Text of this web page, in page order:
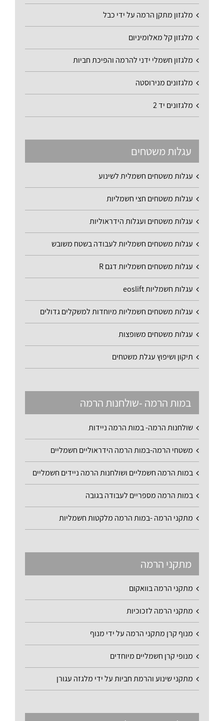
מלגזון מתקן הרמה על ידי כבל
מלגזון קל מאלומיניום
מלגזון חשמלי ידני להרמה והפיכת חביות
מלגזונים מנירוסטה
מלגזונים יד 2
עגלות משטחים
עגלות משטחים חשמלית לשינוע
עגלות משטחים חצי חשמליות
עגלות משטחים ועגלות הידראוליות
עגלות משטחים חשמליות לעבודה בשטח משובש
עגלות משטחים חשמליות דגם R
עגלות חשמליות eoslift
עגלות משטחים חשמליות מיוחדות למשקלים גדולים
עגלות משטחים משופצות
תיקון ושיפוץ עגלת משטחים
במות הרמה -שולחנות הרמה
שולחנות הרמה- במות הרמה ניידות
משטחי הרמה-במות הרמה הידראוליים חשמליים
במות הרמה חשמליים ושולחנות הרמה ניידים חשמליים
במות הרמה מספריים לעבודה בגובה
מתקני הרמה -במות הרמה מלקטות חשמליות
מתקני הרמה
מתקני הרמה בוואקום
מתקני הרמה לזכוכיות
מנוף קרן מתקני הרמה על ידי מנוף
מנופי קרן חשמליים מיוחדים
מתקני שינוע והרמת חביות על ידי מלגזה עגורן